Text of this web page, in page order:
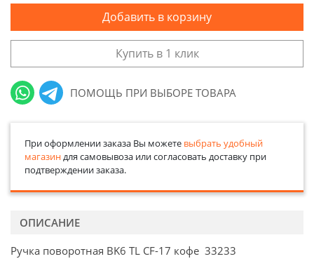
Добавить в корзину
Купить в 1 клик
ПОМОЩЬ ПРИ ВЫБОРЕ ТОВАРА
При оформлении заказа Вы можете выбрать удобный
магазиндля самовывоза или согласовать доставку при
подтверждении заказа.
ОПИСАНИЕ
Ручка поворотная BK6 TL CF-17 кофе 33233